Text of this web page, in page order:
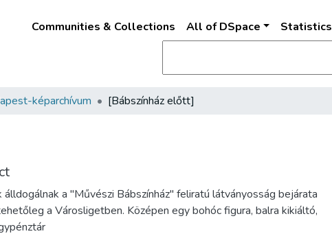
Communities & Collections All of DSpace Statistics
képarchívum [Bábszínház előtt]
álldogálnak a "Művészi Bábszínház" feliratú látványosság bejárata
a Városligetben. Középen egy bohóc figura, balra kikiáltó,